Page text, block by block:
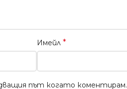
Имейл *
път когато коментирам.